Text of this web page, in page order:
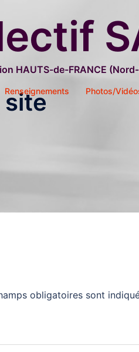
HAUTS-de-FRANCE
Renseignements Photos/
site
obligatoires sont